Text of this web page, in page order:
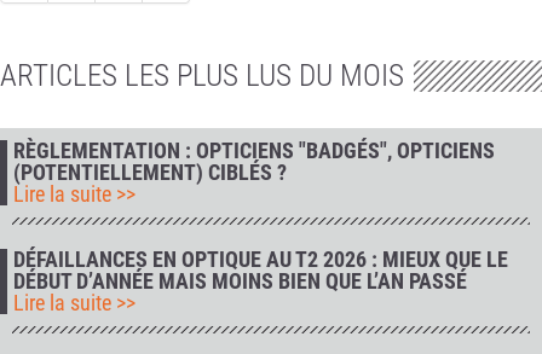
ARTICLES LES PLUS LUS DU MOIS
RÈGLEMENTATION : OPTICIENS "BADGÉS", OPTICIENS
(POTENTIELLEMENT) CIBLÉS ?
Lire la suite >>
DÉFAILLANCES EN OPTIQUE AU T2 2026 : MIEUX QUE LE
DÉBUT D’ANNÉE MAIS MOINS BIEN QUE L’AN PASSÉ
Lire la suite >>